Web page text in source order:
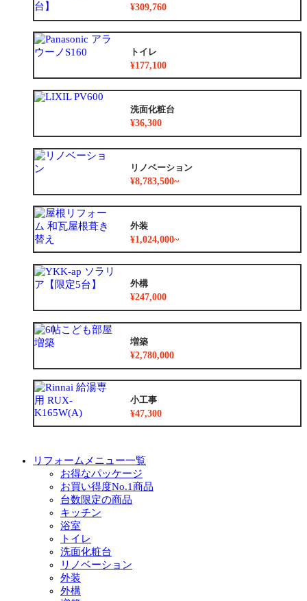
¥309,760
トイレ
¥177,100
洗面化粧台
¥36,300
リノベーション
¥8,783,500~
外装
¥1,024,000~
外構
¥247,000
増築
¥2,780,000
小工事
¥47,300
リフォームメニュー一覧
お得なパッケージ
お買い得度No.1商品
台数限定の商品
キッチン
浴室
トイレ
洗面化粧台
リノベーション
外装
外構